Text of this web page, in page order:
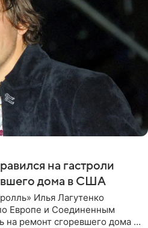
на гастроли
дома в США
Илья Лагутенко
Европе и Соединенным
на ремонт сгоревшего дома в